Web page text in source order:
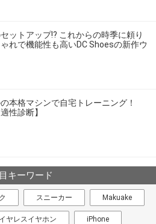
ットアップ!? これからの時季に頼り
れで機能性も高いDC Shoesの新作ウ
本格マシンで自宅トレーニング！
性診断】
キーワード
スニーカー Makuake
ヤレスイヤホン iPhone